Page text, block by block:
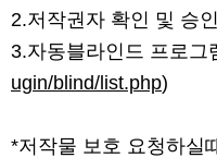
2.저작권자 확인 및 승인
3.자동블라인드 프로그
ugin/blind/list.php)
*저작물 보호 요청하실